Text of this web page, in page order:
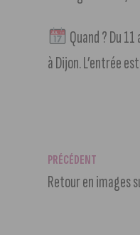
Quand ? Du
à Dijon. L’entrée
PRÉCÉDENT
Retour en images